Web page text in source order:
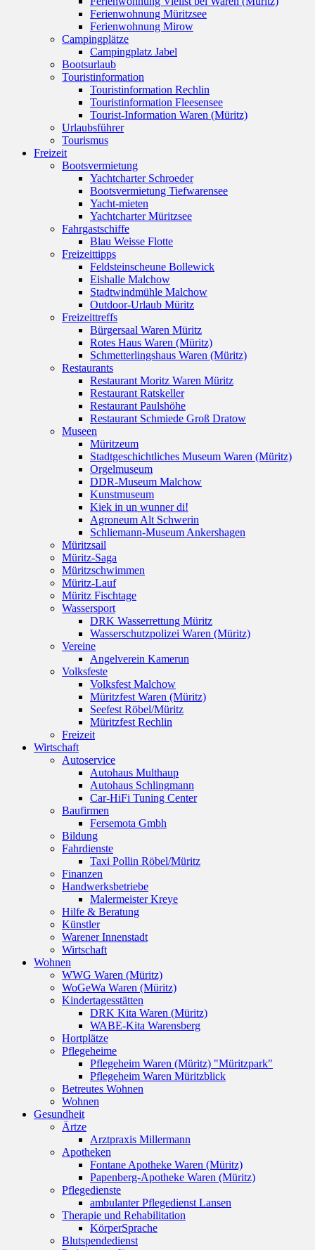
Ferienwohnung Müritzsee
Ferienwohnung Mirow
Campingplätze
Campingplatz Jabel
Bootsurlaub
Touristinformation
Touristinformation Rechlin
Touristinformation Fleesensee
Tourist-Information Waren (Müritz)
Urlaubsführer
Tourismus
Freizeit
Bootsvermietung
Yachtcharter Schroeder
Bootsvermietung Tiefwarensee
Yacht-mieten
Yachtcharter Müritzsee
Fahrgastschiffe
Blau Weisse Flotte
Freizeittipps
Feldsteinscheune Bollewick
Eishalle Malchow
Stadtwindmühle Malchow
Outdoor-Urlaub Müritz
Freizeittreffs
Bürgersaal Waren Müritz
Rotes Haus Waren (Müritz)
Schmetterlingshaus Waren (Müritz)
Restaurants
Restaurant Moritz Waren Müritz
Restaurant Ratskeller
Restaurant Paulshöhe
Restaurant Schmiede Groß Dratow
Museen
Müritzeum
Stadtgeschichtliches Museum Waren (Müritz)
Orgelmuseum
DDR-Museum Malchow
Kunstmuseum
Kiek in un wunner di!
Agroneum Alt Schwerin
Schliemann-Museum Ankershagen
Müritzsail
Müritz-Saga
Müritzschwimmen
Müritz-Lauf
Müritz Fischtage
Wassersport
DRK Wasserrettung Müritz
Wasserschutzpolizei Waren (Müritz)
Vereine
Angelverein Kamerun
Volksfeste
Volksfest Malchow
Müritzfest Waren (Müritz)
Seefest Röbel/Müritz
Müritzfest Rechlin
Freizeit
Wirtschaft
Autoservice
Autohaus Multhaup
Autohaus Schlingmann
Car-HiFi Tuning Center
Baufirmen
Fersemota Gmbh
Bildung
Fahrdienste
Taxi Pollin Röbel/Müritz
Finanzen
Handwerksbetriebe
Malermeister Kreye
Hilfe & Beratung
Künstler
Warener Innenstadt
Wirtschaft
Wohnen
WWG Waren (Müritz)
WoGeWa Waren (Müritz)
Kindertagesstätten
DRK Kita Waren (Müritz)
WABE-Kita Warensberg
Hortplätze
Pflegeheime
Pflegeheim Waren (Müritz) "Müritzpark"
Pflegeheim Waren Müritzblick
Betreutes Wohnen
Wohnen
Gesundheit
Ärtze
Arztpraxis Millermann
Apotheken
Fontane Apotheke Waren (Müritz)
Papenberg-Apotheke Waren (Müritz)
Pflegedienste
ambulanter Pflegedienst Lansen
Therapie und Rehabilitation
KörperSprache
Blutspendedienst